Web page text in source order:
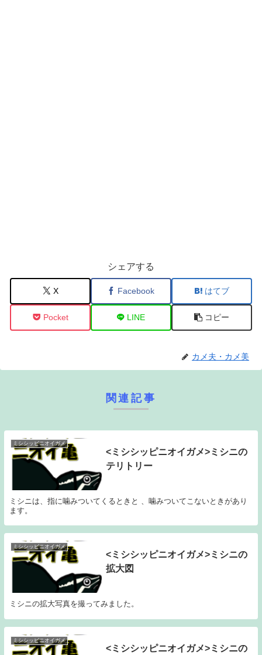
シェアする
X Facebook はてブ
Pocket LINE コピー
カメ夫・カメ美
関連記事
ミシシッピニオイガメ
<ミシシッピニオイガメ>ミシニの
テリトリー
ミシニは、指に噛みついてくるときと 、噛みついてこないときがあり
ます。
ミシシッピニオイガメ
<ミシシッピニオイガメ>ミシニの
拡大図
ミシニの拡大写真を撮ってみました。
ミシシッピニオイガメ
<ミシシッピニオイガメ>ミシニの